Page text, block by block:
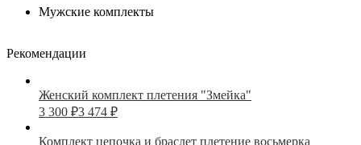
Мужские комплекты
Рекомендации
Женский комплект плетения "Змейка"
3 300 ₽3 474 ₽
Комплект цепочка и браслет плетение восьмерка